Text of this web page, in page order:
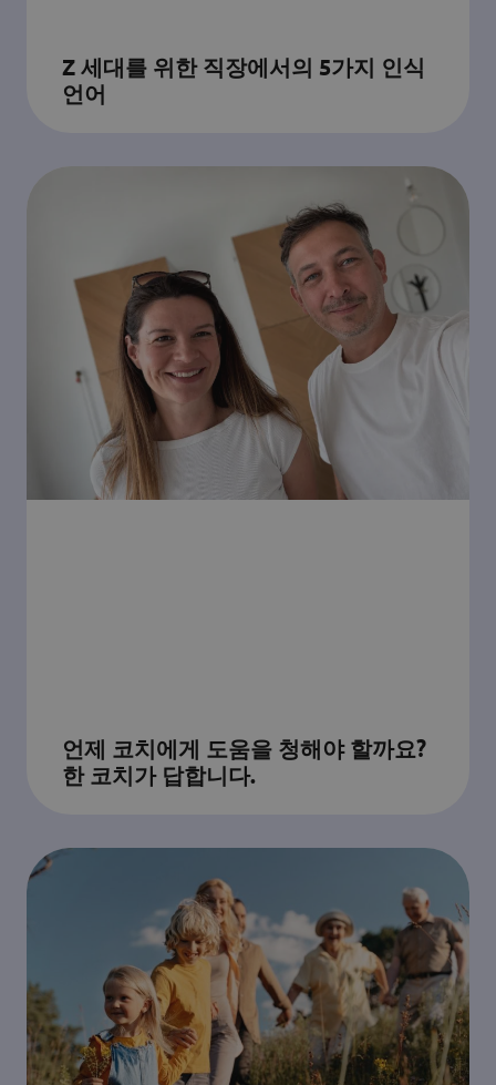
Z 세대를 위한 직장에서의 5가지 인식
언어
언제 코치에게 도움을 청해야 할까요?
한 코치가 답합니다.